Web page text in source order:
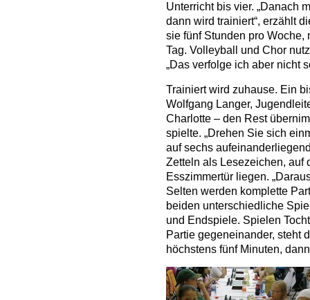
Unterricht bis vier. „Danach
dann wird trainiert“, erzählt
sie fünf Stunden pro
Tag. Volleyball und Chor
„Das verfolge ich aber nicht
Trainiert wird zuhause. Ein
Wolfgang Langer,
Charlotte – den Rest
spielte. „Drehen Sie sich
auf sechs
Zetteln als Lesezeichen, auf
Esszimmertür liegen.
Selten werden komplette
beiden unterschiedliche
und Endspiele. Spielen
Partie gegeneinander, steht
höchstens fünf Minuten,